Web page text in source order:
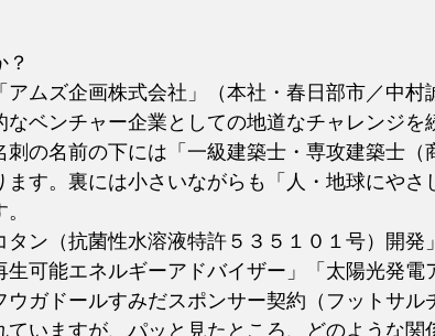
ムズ企画株式会社」（本社・春日部市／中村
ベンチャー企業としての地道なチャレンジを
の名前の下には「一級建築士・専攻建築士（
ます。裏には小さいながらも「人・地球にやさ
ン（抗菌性水溶液特許５３５１０１号）開発
生可能エネルギーアドバイザー」「太陽光発電
ウガドールすみだスポンサー契約（フットサル
ていますが、パッと見たところ、どのような関